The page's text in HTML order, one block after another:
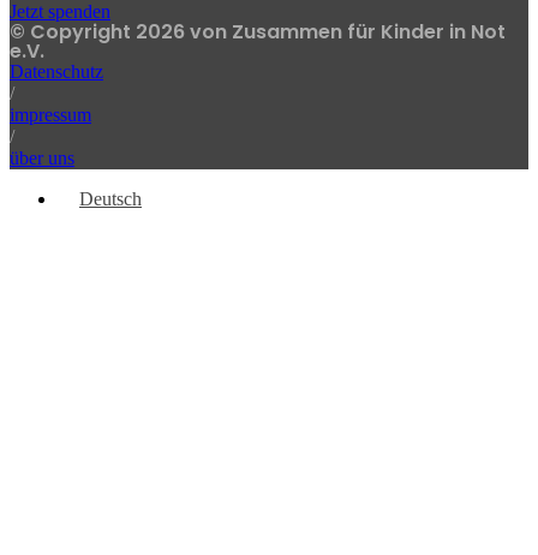
Jetzt spenden
© Copyright 2026 von Zusammen für Kinder in Not
e.V.
Datenschutz
/
impressum
/
über uns
Deutsch